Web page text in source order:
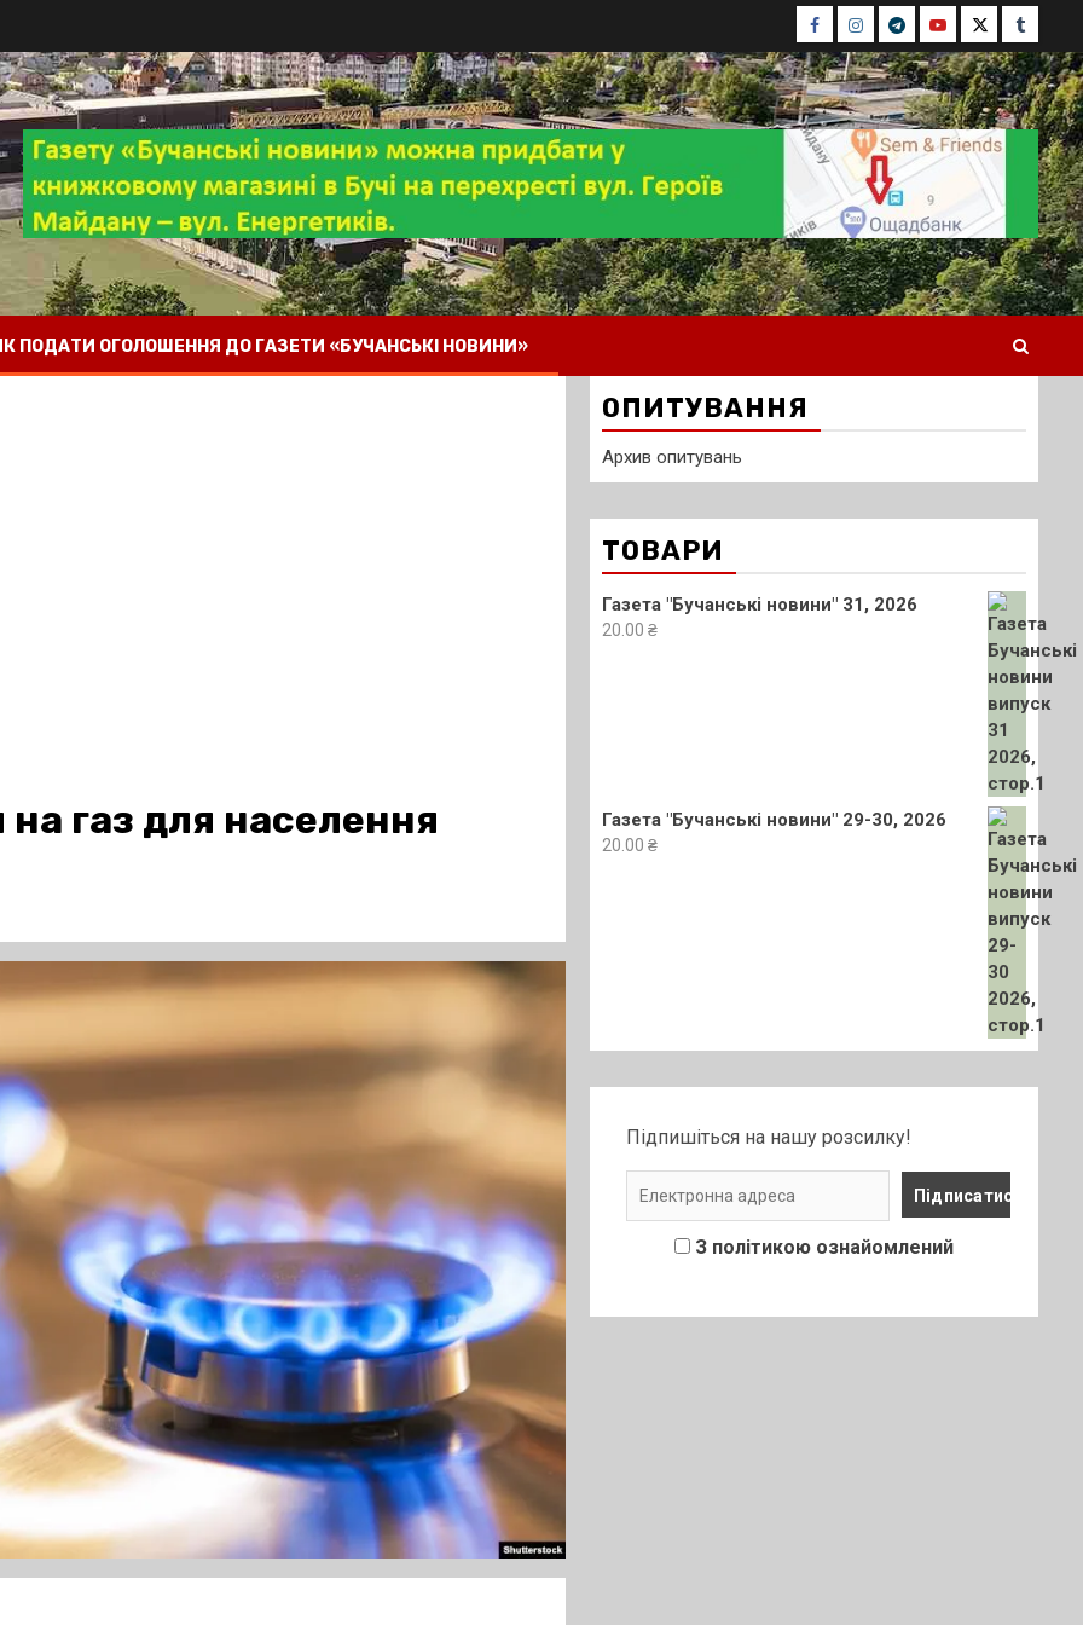
Facebook
Instagram
TelegramYoutubeTwitterTumblr
ПОДАТИ ОГОЛОШЕННЯ ДО ГАЗЕТИ «БУЧАНСЬКІ НОВИНИ»
газ для населення
ОПИТУВАННЯ
Архив опитувань
ТОВАРИ
Газета "Бучанські новини" 31, 2026
20.00 ₴
Газета "Бучанські новини" 29-30, 2026
20.00 ₴
Підпишіться на нашу розсилку!
З політикою ознайомлений